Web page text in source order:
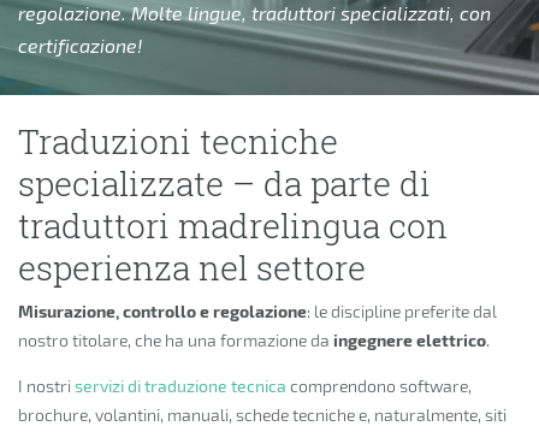
regolazione. Molte lingue, traduttori specializzati, con
certificazione!
Traduzioni tecniche
specializzate – da parte di
traduttori madrelingua con
esperienza nel settore
Misurazione, controllo e regolazione: le discipline preferite dal
nostro titolare, che ha una formazione da ingegnere elettrico.
I nostriservizi di traduzione tecnica comprendono software,
brochure, volantini, manuali, schede tecniche e, naturalmente, siti